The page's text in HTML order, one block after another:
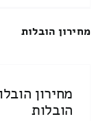
מחירון הובלות
מחירון
הובלות